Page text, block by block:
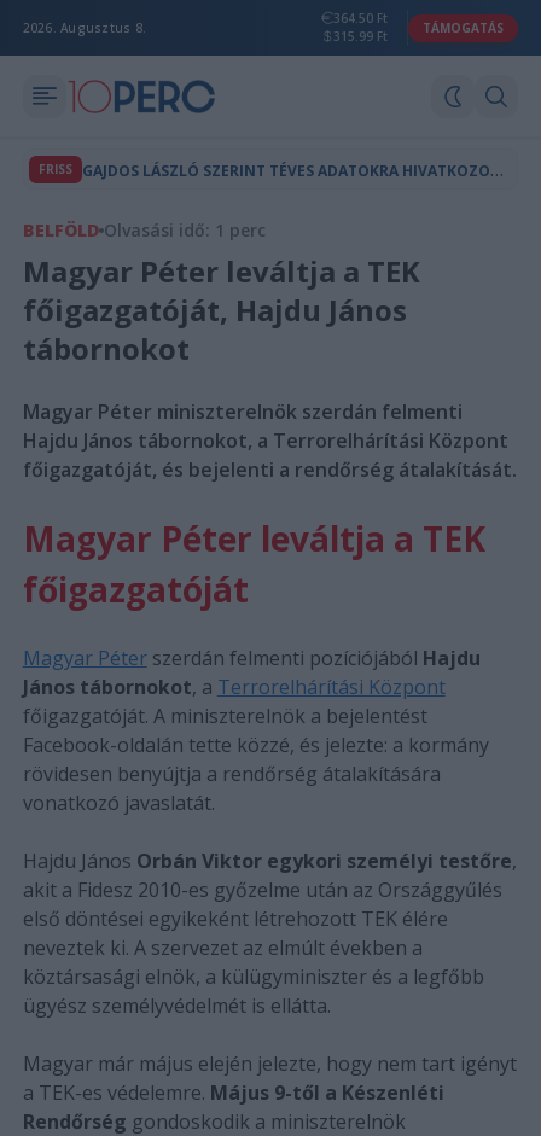
2026. Augusztus 8.
364.50 Ft
315.99 Ft
TÁMOGATÁS
FRISS G
AJDOS LÁSZLÓ SZERINT TÉVES ADATOKRA HIVATKOZOTT HADHÁZY A MOHU ÜGYBEN
BELFÖLD Olvasási idő: 1 perc
Magyar Péter leváltja a TEK
főigazgatóját, Hajdu János
tábornokot
Magyar Péter miniszterelnök szerdán felmenti
Hajdu János tábornokot, a Terrorelhárítási Központ
főigazgatóját, és bejelenti a rendőrség átalakítását.
Magyar Péter leváltja a TEK
főigazgatóját
Magyar Péterszerdán felmenti pozíciójából Hajdu
János tábornokot, a Terrorelhárítási Központ
főigazgatóját. A miniszterelnök a bejelentést
Facebook-oldalán tette közzé, és jelezte: a kormány
rövidesen benyújtja a rendőrség átalakítására
vonatkozó javaslatát.
Hajdu János Orbán Viktor egykori személyi testőre,
akit a Fidesz 2010-es győzelme után az Országgyűlés
első döntései egyikeként létrehozott TEK élére
neveztek ki. A szervezet az elmúlt években a
köztársasági elnök, a külügyminiszter és a legfőbb
ügyész személyvédelmét is ellátta.
Magyar már május elején jelezte, hogy nem tart igényt
a TEK-es védelemre. Május 9-től a Készenléti
Rendőrség gondoskodik a miniszterelnök